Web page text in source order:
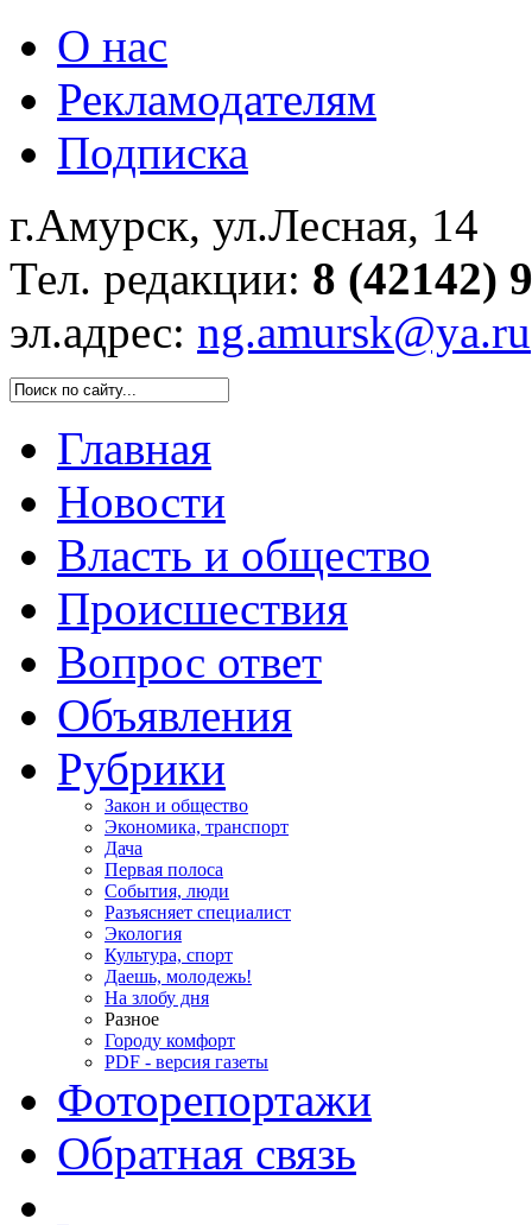
О нас
Рекламодателям
Подписка
г.Амурск, ул.Лесная, 14
Тел. редакции: 8 (42142)
эл.адрес: ng.amursk@ya.ru
Главная
Новости
Власть и общество
Происшествия
Вопрос ответ
Объявления
Рубрики
Закон и общество
Экономика, транспорт
Дача
Первая полоса
События, люди
Разъясняет специалист
Экология
Культура, спорт
Даешь, молодежь!
На злобу дня
Разное
Городу комфорт
PDF - версия газеты
Фоторепортажи
Обратная связь